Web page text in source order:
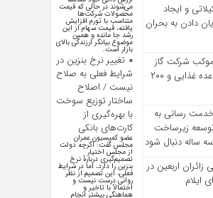
و ایجاد
دادن به بحران‌
شرکت گاز
ایلام با توزیع ۳۴ هزار وعده غذایی و ۲۰۰
‌رسانی به
زیرساخت
ساله دنبال شود
اربعین در
ایلام
می‌شوند در حالی که قیمت
محصولات شرکت‌ها
متناسب با تورم افزایش
یافته، قیمت سهام از این
رشد جا مانده و همین
موضوع بیانگر ارزندگی بالای
بازار است.
تغییر نرخ بنزین در
شرایط فعلی به صلاح
نیست / اصلاح
ساختار توزیع سوخت
با بهره‌گیری از
کارت‌های بانکی
عضو کمیسیون عمران
مجلس گفت: اگرچه دولت
از مجلس اختیار
تصمیم‌گیری دربارهٔ نرخ
بنزین را دارد، اما در شرایط
فعلی، این تصمیم از نظر
روانی درست نیست و
احتمالاً با تاخیر و
هماهنگی بیشتر انجام